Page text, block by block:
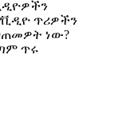
ጥሪዎችን
ነው?
ጥሩ